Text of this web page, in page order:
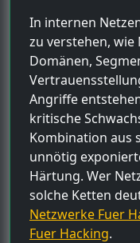
In internen
zu verstehen,
Domänen,
Angriffe
kritische
Kombination aus
unnötig
Härtung. Wer
solche Ketten
Netzwerke Fuer
Fuer Hacking.